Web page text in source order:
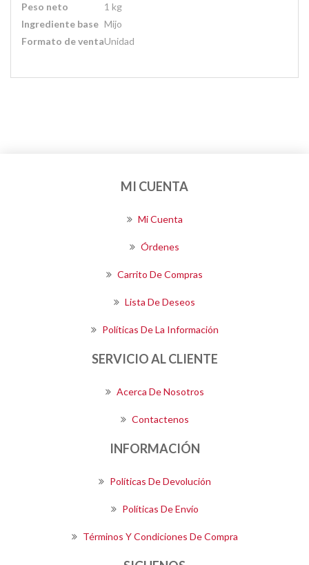
Peso neto
1 kg
Ingrediente base Mijo
Formato de ventaUnidad
MI CUENTA
Mi Cuenta
Órdenes
Carrito De Compras
Lista De Deseos
Políticas De La Información
SERVICIO AL CLIENTE
Acerca De Nosotros
Contactenos
INFORMACIÓN
Políticas De Devolución
Políticas De Envío
Términos Y Condiciones De Compra